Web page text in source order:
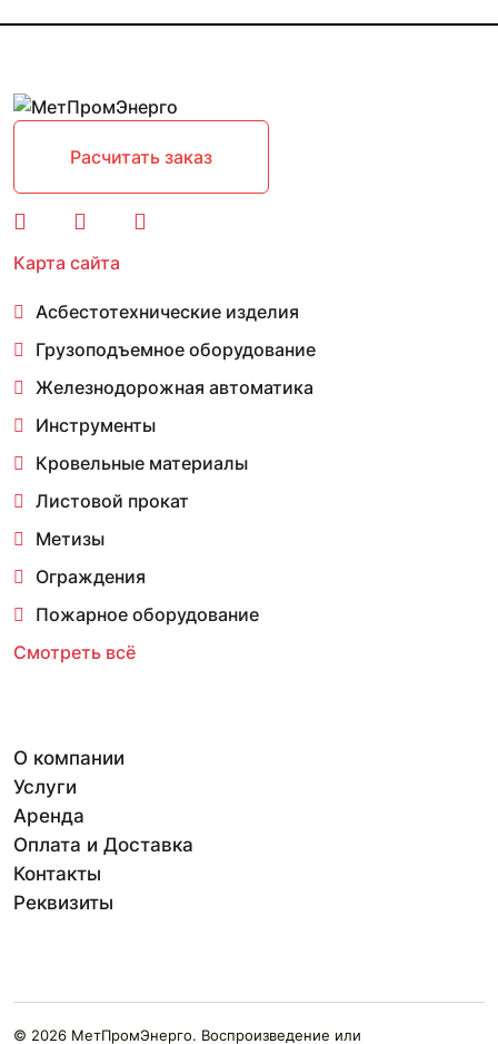
Расчитать заказ
Карта сайта
Асбестотехнические изделия
Грузоподъемное оборудование
Железнодорожная автоматика
Инструменты
Кровельные материалы
Листовой прокат
Метизы
Ограждения
Пожарное оборудование
Смотреть всё
О компании
Услуги
Аренда
Оплата и Доставка
Контакты
Реквизиты
© 2026 МетПромЭнерго. Воспроизведение или